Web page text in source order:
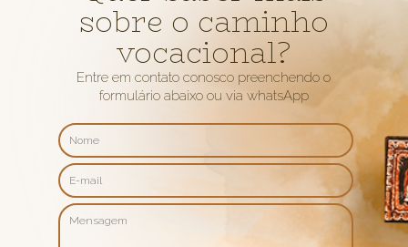
sobre o caminho
vocacional?
Entre em contato conosco preenchendo o
formulário abaixo ou via whatsApp